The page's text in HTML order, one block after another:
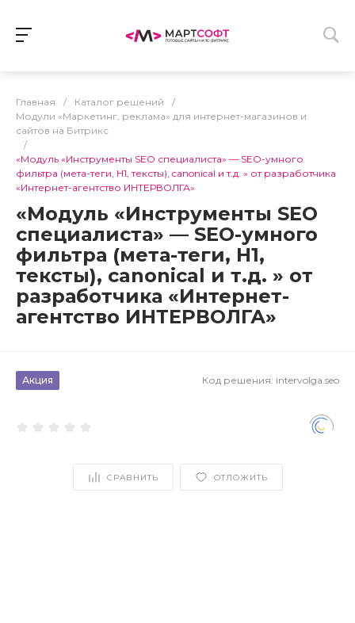
Главная / Каталог решений
/
Модули «Маркетинг, реклама» для интернет-магазинов и
сайтов на Битрикс
/
«Модуль «Инструменты SEO специалиста» — SEO-умного
фильтра (мета-теги, H1, тексты), canonical и т.д. » от разработчика
«Интернет-агентство ИНТЕРВОЛГА»
«Модуль «Инструменты SEO
специалиста» — SEO-умного
фильтра (мета-теги, H1,
тексты), canonical и т.д. » от
разработчика «Интернет-
агентство ИНТЕРВОЛГА»
Акция Код решения: intervolga.seo
СРАВНИТЬ ОТЛОЖИТЬ